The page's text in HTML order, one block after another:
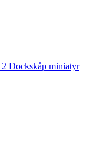
Dockskåp miniatyr